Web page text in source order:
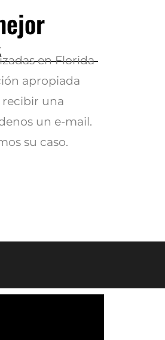
en Florida
apropiada
recibir una
un e-mail.
su caso.